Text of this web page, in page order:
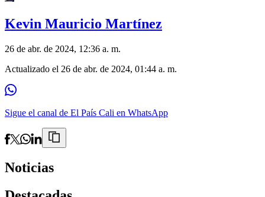
Kevin Mauricio Martínez
26 de abr. de 2024, 12:36 a. m.
Actualizado el 26 de abr. de 2024, 01:44 a. m.
Sigue el canal de El País Cali en WhatsApp
Noticias